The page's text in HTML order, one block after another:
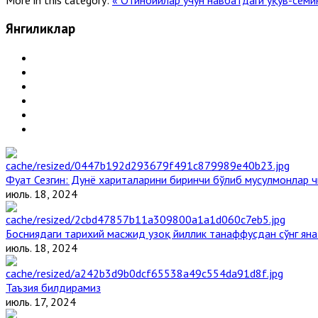
Янгиликлар
Фуат Сезгин: Дунё хариталарини биринчи бўлиб мусулмонлар
июль. 18, 2024
Босниядаги тарихий масжид узоқ йиллик танаффусдан сўнг
июль. 18, 2024
Таъзия билдирамиз
июль. 17, 2024